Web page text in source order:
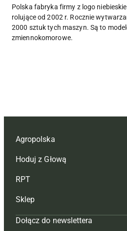
Polska fabryka firmy z logo
rolujące od 2002 r. Rocznie
2000 sztuk tych maszyn. Są to
zmiennokomorowe.
Agropolska
Redakcja
Reklama
Tagi
Mapa serwisu
Hoduj z Głową
Hoduj z głową bydło
Hoduj z głową świnie
Prenumerata
RPT
Redakcja
Prenumerata
Sklep
Czasopisma i prenumerata
Dołącz do newslettera